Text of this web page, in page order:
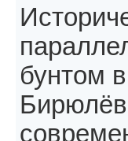
бунтом в